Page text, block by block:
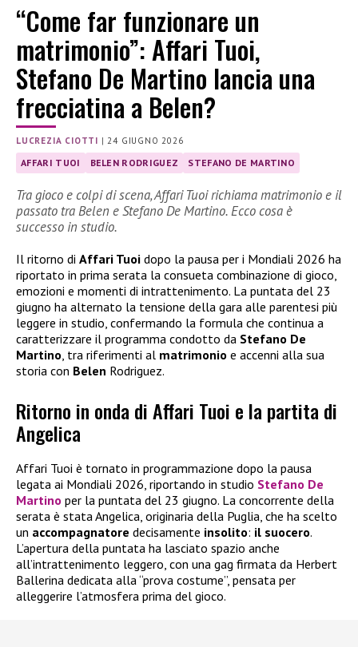
“Come far funzionare un
matrimonio”: Affari Tuoi,
Stefano De Martino lancia una
frecciatina a Belen?
LUCREZIA CIOTTI |24 GIUGNO 2026
AFFARI TUOI BELEN RODRIGUEZ STEFANO DE MARTINO
Tra gioco e colpi di scena, Affari Tuoi richiama matrimonio e il
passato tra Belen e Stefano De Martino. Ecco cosa è
successo in studio.
Il ritorno di Affari Tuoi dopo la pausa per i Mondiali 2026 ha
riportato in prima serata la consueta combinazione di gioco,
emozioni e momenti di intrattenimento. La puntata del 23
giugno ha alternato la tensione della gara alle parentesi più
leggere in studio, confermando la formula che continua a
caratterizzare il programma condotto da Stefano De
Martino , tra riferimenti al matrimonio e accenni alla sua
storia con Belen Rodriguez.
Ritorno in onda di Affari Tuoi e la partita di
Angelica
Affari Tuoi è tornato in programmazione dopo la pausa
legata ai Mondiali 2026, riportando in studio Stefano De
Martino per la puntata del 23 giugno. La concorrente della
serata è stata Angelica, originaria della Puglia, che ha scelto
un accompagnatore decisamente insolito: il suocero.
L’apertura della puntata ha lasciato spazio anche
all’intrattenimento leggero, con una gag firmata da Herbert
Ballerina dedicata alla “prova costume”, pensata per
alleggerire l’atmosfera prima del gioco.